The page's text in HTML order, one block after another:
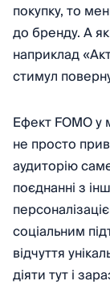
покупку, то
до бренду. А
наприклад
стимул
Ефект FOMO у
не просто
аудиторію
поєднанні з
соціальним
відчуття
діяти тут і